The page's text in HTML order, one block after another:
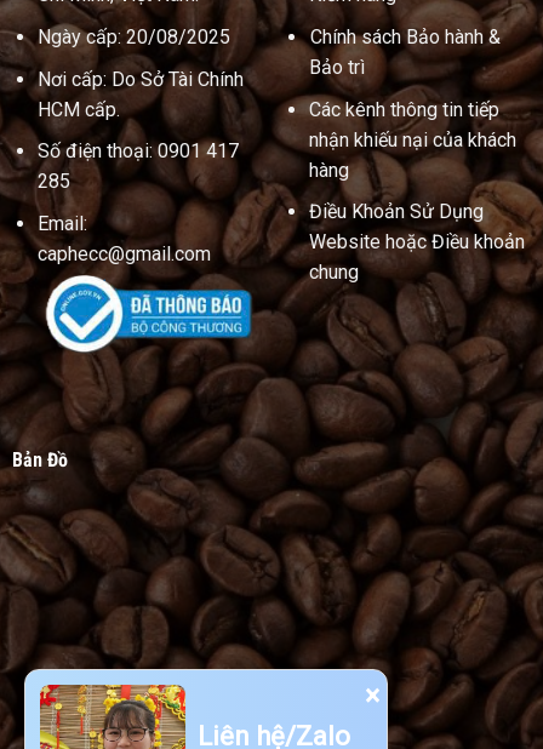
Ngày cấp: 20/08/2025
Nơi cấp: Do Sở Tài Chính
HCM cấp.
Số điện thoại: 0901 417
285
Email:
caphecc@gmail.com
Chính sách Bảo hành &
Bảo trì
Các kênh thông tin tiếp
nhận khiếu nại của khách
hàng
Điều Khoản Sử Dụng
Website hoặc Điều khoản
chung
Bản Đồ
×
Liên hệ/Zalo